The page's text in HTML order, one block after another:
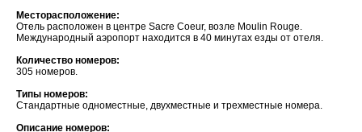
Месторасположение:
Отель расположен в центре Sacre Coeur, возле Moulin Rouge.
Международный аэропорт находится в 40 минутах езды от отеля.
Количество номеров:
305 номеров.
Типы номеров:
Стандартные одноместные, двухместные и трехместные номера.
Описание номеров: